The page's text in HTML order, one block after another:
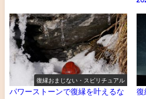
復縁おまじない・スピリチュアル
パワーストーンで復縁を叶えるな
復